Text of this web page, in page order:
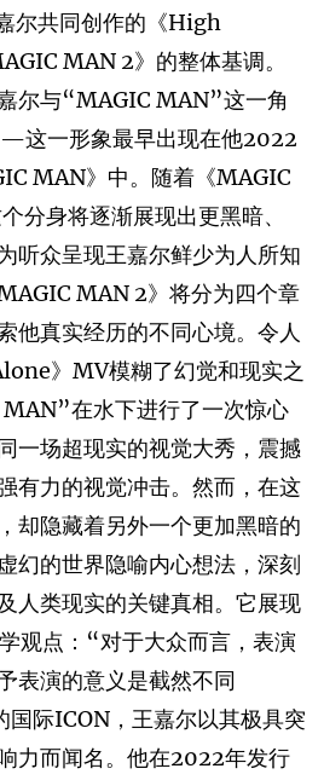
尔共同创作的《High
MAN 2》的整体基调。
尔与“MAGIC MAN”这一角
这一形象最早出现在他2022
MAN》中。随着《MAGIC
分身将逐渐展现出更黑暗、
听众呈现王嘉尔鲜少为人所知
MAN 2》将分为四个章
他真实经历的不同心境。令人
》MV模糊了幻觉和现实之
在水下进行了一次惊心
一场超现实的视觉大秀，震撼
有力的视觉冲击。然而，在这
却隐藏着另外一个更加黑暗的
幻的世界隐喻内心想法，深刻
人类现实的关键真相。它展现
观点：“对于大众而言，表演
表演的意义是截然不同
国际ICON，王嘉尔以其极具突
力而闻名。他在2022年发行